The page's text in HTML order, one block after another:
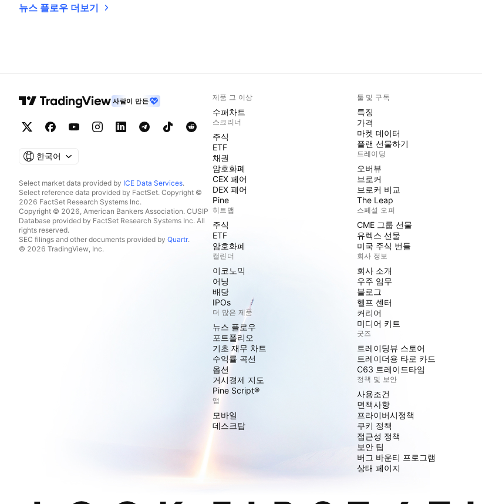
뉴스 플로우 더보기
사람이 만든
한국어
Select market data provided by ICE Data Services.
Select reference data provided by FactSet. Copyright ©
2026 FactSet Research Systems Inc.
Copyright © 2026, American Bankers Association. CUSIP
Database provided by FactSet Research Systems Inc. All
rights reserved.
SEC filings and other documents provided by Quartr.
© 2026 TradingView, Inc.
제품 그 이상
수퍼차트
스크리너
주식
ETF
채권
암호화폐
CEX 페어
DEX 페어
Pine
히트맵
주식
ETF
암호화폐
캘린더
이코노믹
어닝
배당
IPOs
더 많은 제품
뉴스 플로우
포트폴리오
기초 재무 차트
수익률 곡선
옵션
거시경제 지도
Pine Script®
앱
모바일
데스크탑
툴 및 구독
특징
가격
마켓 데이터
플랜 선물하기
트레이딩
오버뷰
브로커
브로커 비교
The Leap
스페셜 오퍼
CME 그룹 선물
유렉스 선물
미국 주식 번들
회사 정보
회사 소개
우주 임무
블로그
헬프 센터
커리어
미디어 키트
굿즈
트레이딩뷰 스토어
트레이더용 타로 카드
C63 트레이드타임
정책 및 보안
사용조건
면책사항
프라이버시정책
쿠키 정책
접근성 정책
보안 팁
버그 바운티 프로그램
상태 페이지